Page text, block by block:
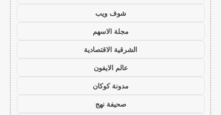
شوف ويب
مجلة الاسهم
الشرقية الاقتصادية
عالم الايفون
مدونة كوكان
صحيفة نهج